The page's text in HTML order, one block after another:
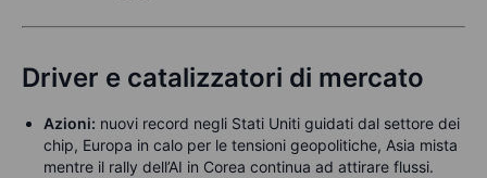
Driver e catalizzatori di mercato
Azioni: nuovi record negli Stati Uniti guidati dal settore dei
chip, Europa in calo per le tensioni geopolitiche, Asia mista
mentre il rally dell’AI in Corea continua ad attirare flussi.